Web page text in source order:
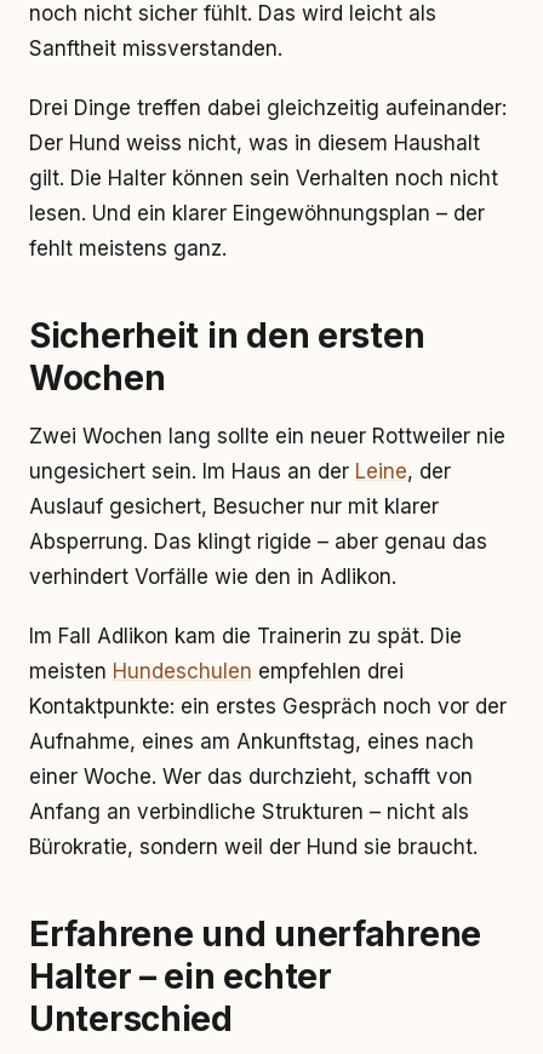
noch nicht sicher fühlt. Das wird leicht als
Sanftheit missverstanden.
Drei Dinge treffen dabei gleichzeitig aufeinander:
Der Hund weiss nicht, was in diesem Haushalt
gilt. Die Halter können sein Verhalten noch nicht
lesen. Und ein klarer Eingewöhnungsplan – der
fehlt meistens ganz.
Sicherheit in den ersten
Wochen
Zwei Wochen lang sollte ein neuer Rottweiler nie
ungesichert sein. Im Haus an der Leine, der
Auslauf gesichert, Besucher nur mit klarer
Absperrung. Das klingt rigide – aber genau das
verhindert Vorfälle wie den in Adlikon.
Im Fall Adlikon kam die Trainerin zu spät. Die
meisten Hundeschulen empfehlen drei
Kontaktpunkte: ein erstes Gespräch noch vor der
Aufnahme, eines am Ankunftstag, eines nach
einer Woche. Wer das durchzieht, schafft von
Anfang an verbindliche Strukturen – nicht als
Bürokratie, sondern weil der Hund sie braucht.
Erfahrene und unerfahrene
Halter – ein echter
Unterschied